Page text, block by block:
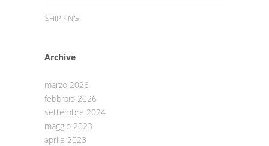
SHIPPING
Archive
marzo 2026
febbraio 2026
settembre 2024
maggio 2023
aprile 2023